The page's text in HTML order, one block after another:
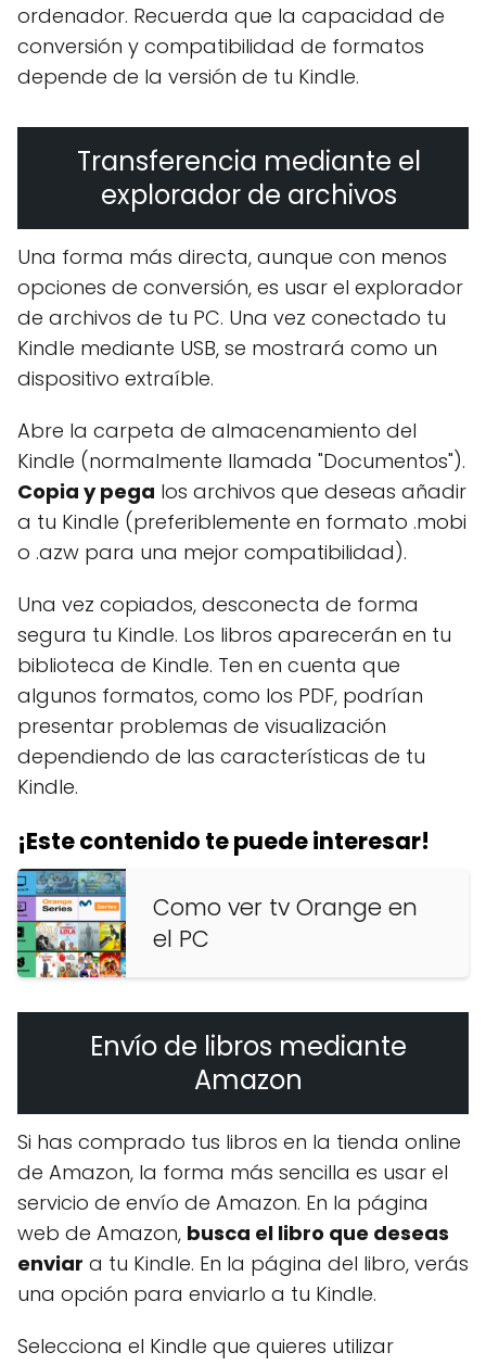
ordenador. Recuerda que la capacidad de
conversión y compatibilidad de formatos
depende de la versión de tu Kindle.
Transferencia mediante el
explorador de archivos
Una forma más directa, aunque con menos
opciones de conversión, es usar el explorador
de archivos de tu PC. Una vez conectado tu
Kindle mediante USB, se mostrará como un
dispositivo extraíble.
Abre la carpeta de almacenamiento del
Kindle (normalmente llamada "Documentos").
Copia y pega los archivos que deseas añadir
a tu Kindle (preferiblemente en formato .mobi
o .azw para una mejor compatibilidad).
Una vez copiados, desconecta de forma
segura tu Kindle. Los libros aparecerán en tu
biblioteca de Kindle. Ten en cuenta que
algunos formatos, como los PDF, podrían
presentar problemas de visualización
dependiendo de las características de tu
Kindle.
¡Este contenido te puede interesar!
Como ver tv Orange en
el PC
Envío de libros mediante
Amazon
Si has comprado tus libros en la tienda online
de Amazon, la forma más sencilla es usar el
servicio de envío de Amazon. En la página
web de Amazon, busca el libro que deseas
enviar a tu Kindle. En la página del libro, verás
una opción para enviarlo a tu Kindle.
Selecciona el Kindle que quieres utilizar